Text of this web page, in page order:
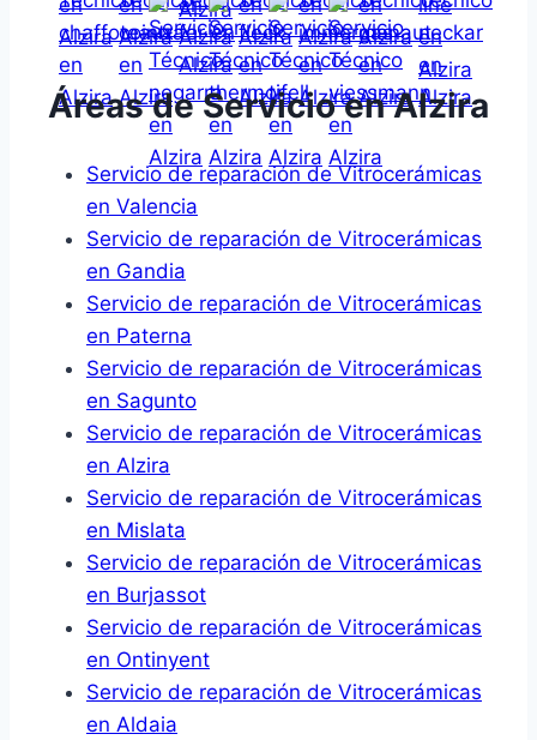
Áreas de Servicio en Alzira
Servicio de reparación de Vitrocerámicas
en Valencia
Servicio de reparación de Vitrocerámicas
en Gandia
Servicio de reparación de Vitrocerámicas
en Paterna
Servicio de reparación de Vitrocerámicas
en Sagunto
Servicio de reparación de Vitrocerámicas
en Alzira
Servicio de reparación de Vitrocerámicas
en Mislata
Servicio de reparación de Vitrocerámicas
en Burjassot
Servicio de reparación de Vitrocerámicas
en Ontinyent
Servicio de reparación de Vitrocerámicas
en Aldaia